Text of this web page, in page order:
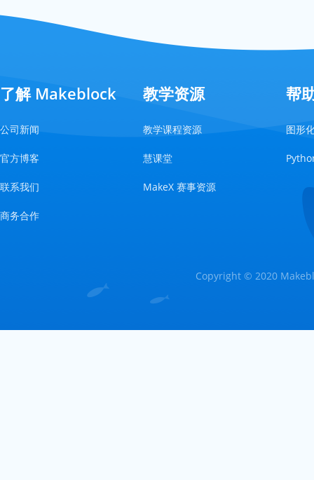
了解 Makeblock
公司新闻
官方博客
联系我们
商务合作
教学资源
教学课程资源
慧课堂
MakeX 赛事资源
帮
图形
Copyright © 2020